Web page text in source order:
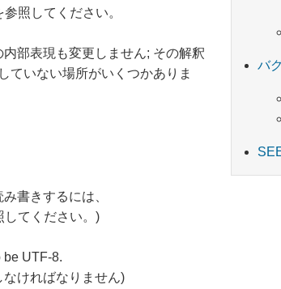
バ
参照してください。
部表現も変更しません; その解釈
ていない場所がいくつかありま
書きするには、
してください。)
be UTF-8.
ければなりません)